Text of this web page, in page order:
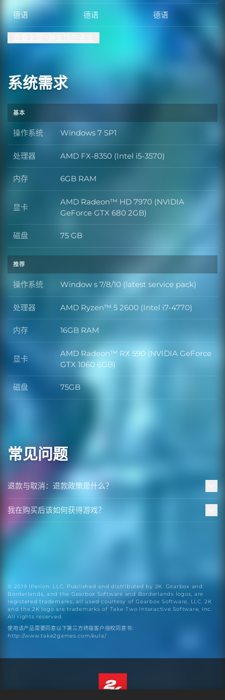
德语 德语 德语
系统需求
基本
操作系统 操作系统
Windows 7 SP1
处理器 处理器
AMD FX-8350 (Intel i5-3570)
内存 内存
6GB RAM
显卡 显卡
AMD Radeon™ HD 7970 (NVIDIA
GeForce GTX 680 2GB)
磁盘 磁盘
75 GB
推荐
操作系统 操作系统
Window s 7/8/10 (latest service pack)
处理器 处理器
AMD Ryzen™ 5 2600 (Intel i7-4770)
内存 内存
16GB RAM
显卡 显卡
AMD Radeon™ RX 590 (NVIDIA GeForce
GTX 1060 6GB)
磁盘 磁盘
75GB
常见问题
退款与取消：退款政策是什么？
我在购买后该如何获得游戏？
© 2019 IPerion, LLC. Published and distributed by 2K. Gearbox and
Borderlands, and the Gearbox Software and Borderlands logos, are
registered trademarks, all used courtesy of Gearbox Software, LLC. 2K
and the 2K logo are trademarks of Take-Two Interactive Software, Inc.
All rights reserved.
使用该产品需要同意以下第三方终端客户授权同意书：
http://www.take2games.com/eula/